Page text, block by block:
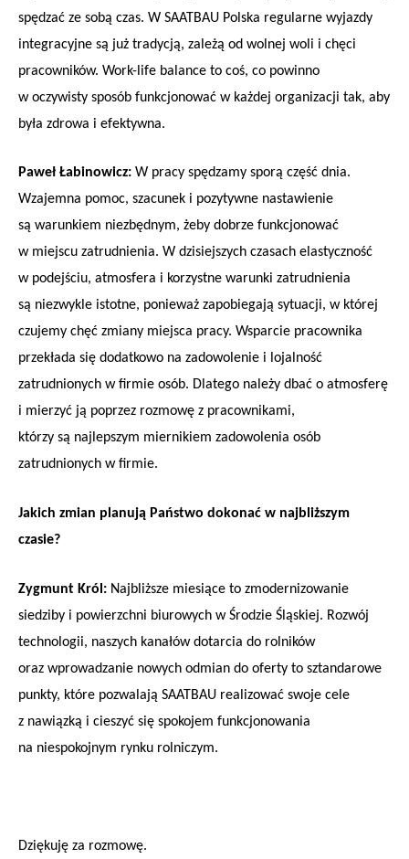
spędzać ze sobą czas. W SAATBAU Polska regularne wyjazdy
integracyjne są już tradycją, zależą od wolnej woli i chęci
pracowników. Work-life balance to coś, co powinno
w oczywisty sposób funkcjonować w każdej organizacji tak, aby
była zdrowa i efektywna.
Paweł Łabinowicz: W pracy spędzamy sporą część dnia.
Wzajemna pomoc, szacunek i pozytywne nastawienie
są warunkiem niezbędnym, żeby dobrze funkcjonować
w miejscu zatrudnienia. W dzisiejszych czasach elastyczność
w podejściu, atmosfera i korzystne warunki zatrudnienia
są niezwykle istotne, ponieważ zapobiegają sytuacji, w której
czujemy chęć zmiany miejsca pracy. Wsparcie pracownika
przekłada się dodatkowo na zadowolenie i lojalność
zatrudnionych w firmie osób. Dlatego należy dbać o atmosferę
i mierzyć ją poprzez rozmowę z pracownikami,
którzy są najlepszym miernikiem zadowolenia osób
zatrudnionych w firmie.
Jakich zmian planują Państwo dokonać w najbliższym
czasie?
Zygmunt Król: Najbliższe miesiące to zmodernizowanie
siedziby i powierzchni biurowych w Środzie Śląskiej. Rozwój
technologii, naszych kanałów dotarcia do rolników
oraz wprowadzanie nowych odmian do oferty to sztandarowe
punkty, które pozwalają SAATBAU realizować swoje cele
z nawiązką i cieszyć się spokojem funkcjonowania
na niespokojnym rynku rolniczym.
Dziękuję za rozmowę.